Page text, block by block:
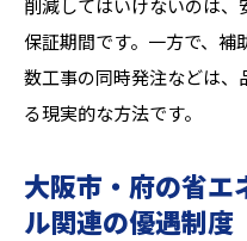
削減してはいけないのは
保証期間です。一方で、補
数工事の同時発注などは
る現実的な方法です。
大阪市・府の省エ
ル関連の優遇制度